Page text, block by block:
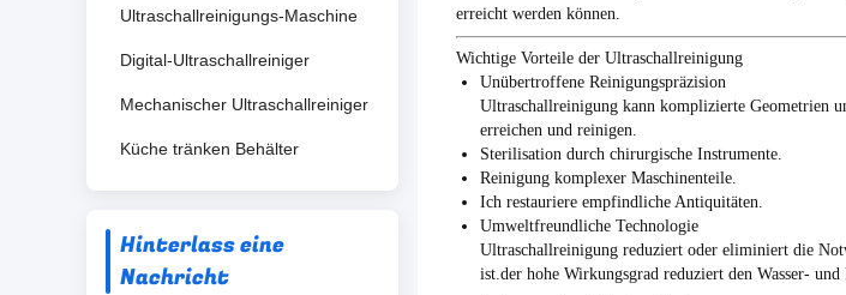
Ultraschallreinigungs-Maschine
Digital-Ultraschallreiniger
Mechanischer Ultraschallreiniger
Küche tränken Behälter
Hinterlass eine
Nachricht
erreicht werden können.
Wichtige Vorteile der Ultraschallreinigung
Unübertroffene Reinigungspräzision
Ultraschallreinigung kann komplizierte Geometrien
erreichen und reinigen.
Sterilisation durch chirurgische Instrumente.
Reinigung komplexer Maschinenteile.
Ich restauriere empfindliche Antiquitäten.
Umweltfreundliche Technologie
Ultraschallreinigung reduziert oder eliminiert die
ist.der hohe Wirkungsgrad reduziert den Wasser- und